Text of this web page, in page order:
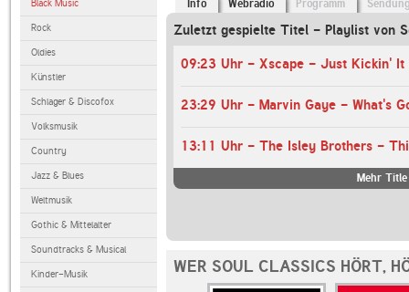
Black Music
Rock
Oldies
Künstler
Schlager & Discofox
Volksmusik
Country
Jazz & Blues
Weltmusik
Gothic & Mittelalter
Soundtracks & Musical
Kinder-Musik
Info Webradio Programm
Zuletzt gespielte Titel - Playlist von
09:23 Uhr - Xscape - Just Kickin' It
23:29 Uhr - Marvin Gaye - What's
13:11 Uhr - The Isley Brothers -
Mehr
WER SOUL CLASSICS HÖRT,